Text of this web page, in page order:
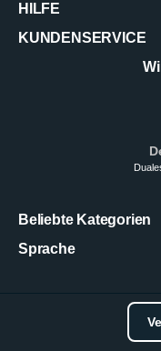
HILFE
KUNDENSERVICE
Beliebte Kategorien
Sprache